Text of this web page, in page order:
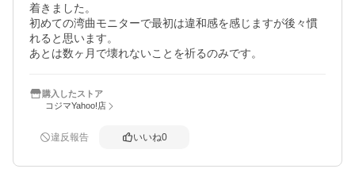
着きました。
初めての湾曲モニターで最初は違和感を感じますが後々慣
れると思います。
あとは数ヶ月で壊れないことを祈るのみです。
購入したストア
コジマYahoo!店
違反報告 いいね0